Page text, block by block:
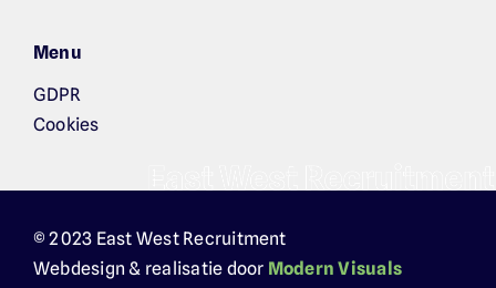
Menu
GDPR
Cookies
© 2023 East West Recruitment
Webdesign & realisatie door Modern Visuals